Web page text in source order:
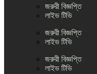
জরুরী বিজ্ঞপ্তি
লাইভ টিভি
জরুরী বিজ্ঞপ্তি
লাইভ টিভি
জরুরী বিজ্ঞপ্তি
লাইভ টিভি